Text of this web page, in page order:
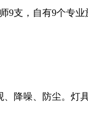
9支，自有9个专
降噪、防尘。灯